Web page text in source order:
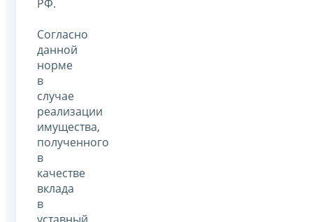
РФ.
Согласно
данной
норме
в
случае
реализации
имущества,
полученного
в
качестве
вклада
в